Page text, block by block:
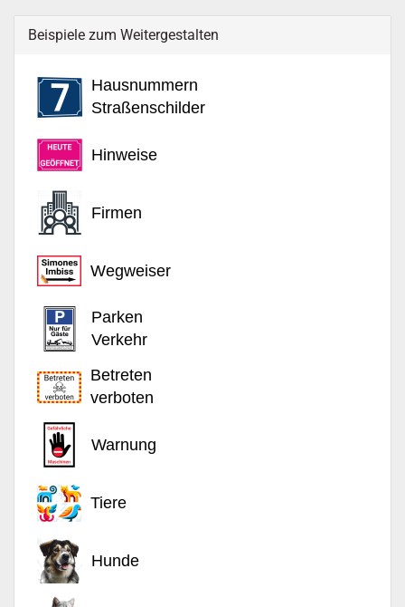
Beispiele zum Weitergestalten
Hausnummern
Straßenschilder
Hinweise
Firmen
Wegweiser
Parken
Verkehr
Betreten
verboten
Warnung
Tiere
Hunde